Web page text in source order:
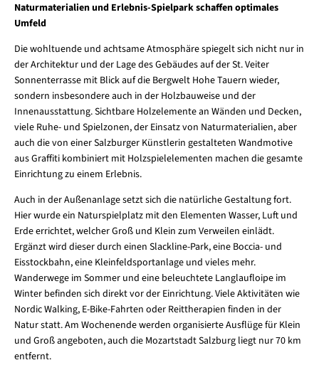
Naturmaterialien und Erlebnis-Spielpark schaffen optimales
Umfeld
Die wohltuende und achtsame Atmosphäre spiegelt sich nicht nur in
der Architektur und der Lage des Gebäudes auf der St. Veiter
Sonnenterrasse mit Blick auf die Bergwelt Hohe Tauern wieder,
sondern insbesondere auch in der Holzbauweise und der
Innenausstattung. Sichtbare Holzelemente an Wänden und Decken,
viele Ruhe- und Spielzonen, der Einsatz von Naturmaterialien, aber
auch die von einer Salzburger Künstlerin gestalteten Wandmotive
aus Graffiti kombiniert mit Holzspielelementen machen die gesamte
Einrichtung zu einem Erlebnis.
Auch in der Außenanlage setzt sich die natürliche Gestaltung fort.
Hier wurde ein Naturspielplatz mit den Elementen Wasser, Luft und
Erde errichtet, welcher Groß und Klein zum Verweilen einlädt.
Ergänzt wird dieser durch einen Slackline-Park, eine Boccia- und
Eisstockbahn, eine Kleinfeldsportanlage und vieles mehr.
Wanderwege im Sommer und eine beleuchtete Langlaufloipe im
Winter befinden sich direkt vor der Einrichtung. Viele Aktivitäten wie
Nordic Walking, E-Bike-Fahrten oder Reittherapien finden in der
Natur statt. Am Wochenende werden organisierte Ausflüge für Klein
und Groß angeboten, auch die Mozartstadt Salzburg liegt nur 70 km
entfernt.